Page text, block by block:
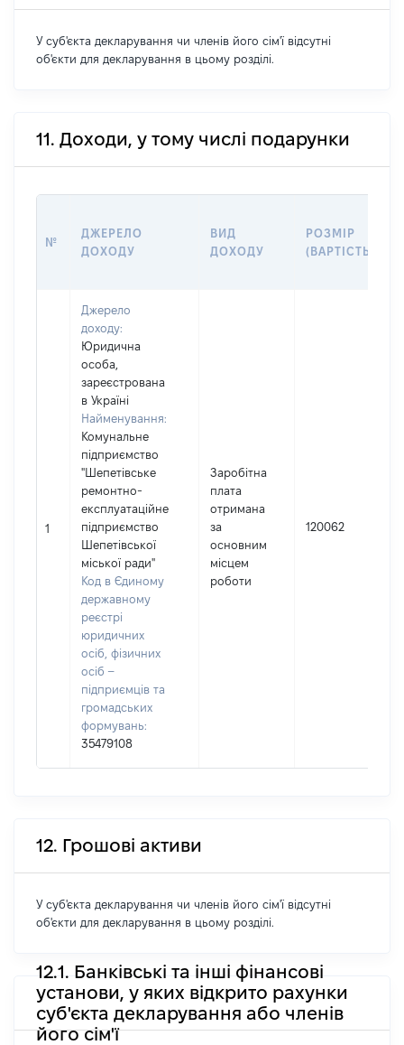
У суб'єкта декларування чи членів його сім'ї відсутні
об'єкти для декларування в цьому розділі.
11. Доходи, у тому числі подарунки
№
ДЖЕРЕЛО
ДОХОДУ
ВИД
ДОХОДУ
РОЗМІР
(ВАРТІСТЬ)
1
Джерело
доходу:
Юридична
особа,
зареєстрована
в Україні
Найменування:
Комунальне
підприємство
"Шепетівське
ремонтно-
експлуатаційне
підприємство
Шепетівської
міської ради"
Код в Єдиному
державному
реєстрі
юридичних
осіб, фізичних
осіб –
підприємців та
громадських
формувань:
35479108
Заробітна
плата
отримана
за
основним
місцем
роботи
120062
12. Грошові активи
У суб'єкта декларування чи членів його сім'ї відсутні
об'єкти для декларування в цьому розділі.
12.1. Банківські та інші фінансові
установи, у яких відкрито рахунки
суб'єкта декларування або членів
його сім'ї